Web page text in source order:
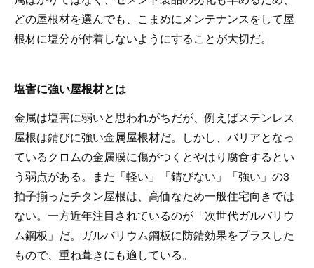
どの屋根材を選んでも、こまめにメンテナンスをして屋
根材に塩分が付着しないようにすることが大切だ。
塩害に強い屋根材とは
金属は塩害に弱いと思われがちだが、例えばステンレス
屋根は錆びに強い金属屋根材だ。しかし、バリアとなっ
ているクロムの金属膜に傷がつくとやはり腐食するとい
う弱点がある。また「軽い」「錆びない」「強い」の3
拍子揃ったチタン屋根は、高価なため一般住宅向きでは
ない。一方近年注目されているのが「次世代ガルバリウ
ム鋼板」だ。ガルバリウム鋼板に防錆効果をプラスした
もので、重ね葺きにも適している。